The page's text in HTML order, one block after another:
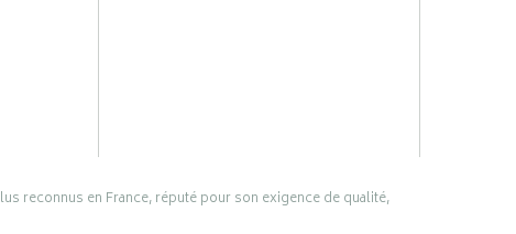
reconnus en France, réputé pour son exigence de qualité,